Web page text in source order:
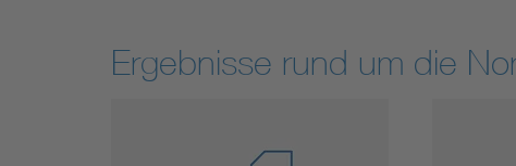
Ergebnisse rund um die